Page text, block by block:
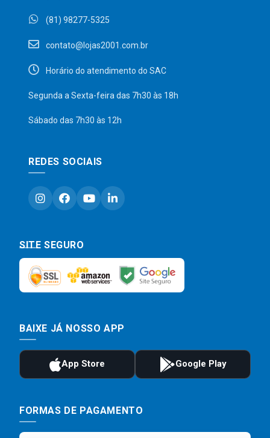
(81) 98277-5325
contato@lojas2001.com.br
Horário do atendimento do SAC
Segunda a Sexta-feira das 7h30 às 18h
Sábado das 7h30 às 12h
REDES SOCIAIS
SITE SEGURO
BAIXE JÁ NOSSO APP
FORMAS DE PAGAMENTO